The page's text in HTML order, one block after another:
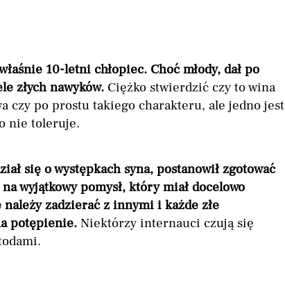
10-letni chłopiec. Choć młody, dał po
złych nawyków. Ciężko stwierdzić czy to wina
czy po prostu takiego charakteru, ale jedno jest
nie toleruje.
się o występkach syna, postanowił zgotować
wyjątkowy pomysł, który miał docelowo
należy zadzierać z innymi i każde złe
potępienie. Niektórzy internauci czują się